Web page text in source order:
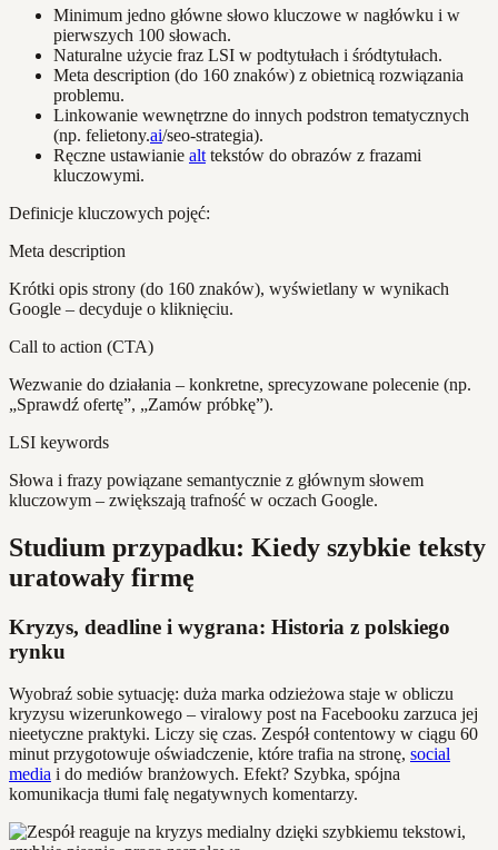
Minimum jedno główne słowo kluczowe w nagłówku i w
pierwszych 100 słowach.
Naturalne użycie fraz LSI w podtytułach i śródtytułach.
Meta description (do 160 znaków) z obietnicą rozwiązania
problemu.
Linkowanie wewnętrzne do innych podstron tematycznych
(np. felietony.ai/seo-strategia).
Ręczne ustawianie alt tekstów do obrazów z frazami
kluczowymi.
Definicje kluczowych pojęć:
Meta description
Krótki opis strony (do 160 znaków), wyświetlany w wynikach
Google – decyduje o kliknięciu.
Call to action (CTA)
Wezwanie do działania – konkretne, sprecyzowane polecenie (np.
„Sprawdź ofertę”, „Zamów próbkę”).
LSI keywords
Słowa i frazy powiązane semantycznie z głównym słowem
kluczowym – zwiększają trafność w oczach Google.
Studium przypadku: Kiedy szybkie teksty
uratowały firmę
Kryzys, deadline i wygrana: Historia z polskiego
rynku
Wyobraź sobie sytuację: duża marka odzieżowa staje w obliczu
kryzysu wizerunkowego – viralowy post na Facebooku zarzuca jej
nieetyczne praktyki. Liczy się czas. Zespół contentowy w ciągu 60
minut przygotowuje oświadczenie, które trafia na stronę, social
media i do mediów branżowych. Efekt? Szybka, spójna
komunikacja tłumi falę negatywnych komentarzy.